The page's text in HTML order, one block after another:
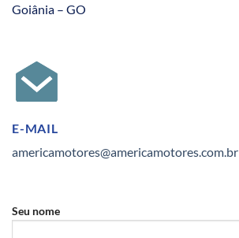
Goiânia – GO
E-MAIL
americamotores@americamotores.com.br
Seu nome